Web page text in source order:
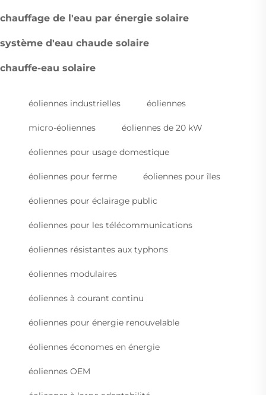
chauffage de l'eau par énergie solaire
système d'eau chaude solaire
chauffe-eau solaire
éoliennes industrielles éoliennes
micro-éoliennes éoliennes de 20 kW
éoliennes pour usage domestique
éoliennes pour ferme éoliennes pour îles
éoliennes pour éclairage public
éoliennes pour les télécommunications
éoliennes résistantes aux typhons
éoliennes modulaires
éoliennes à courant continu
éoliennes pour énergie renouvelable
éoliennes économes en énergie
éoliennes OEM